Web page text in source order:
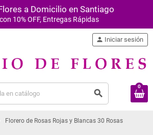
a Domicilio en Santiago
10% OFF, Entregas Rápidas
search
person Iniciar sesión
0
Florero de Rosas Rojas y Blancas 30 Rosas